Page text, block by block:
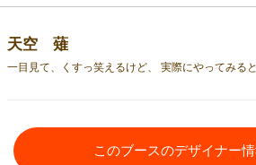
天空 薙
このブースのデザイナー